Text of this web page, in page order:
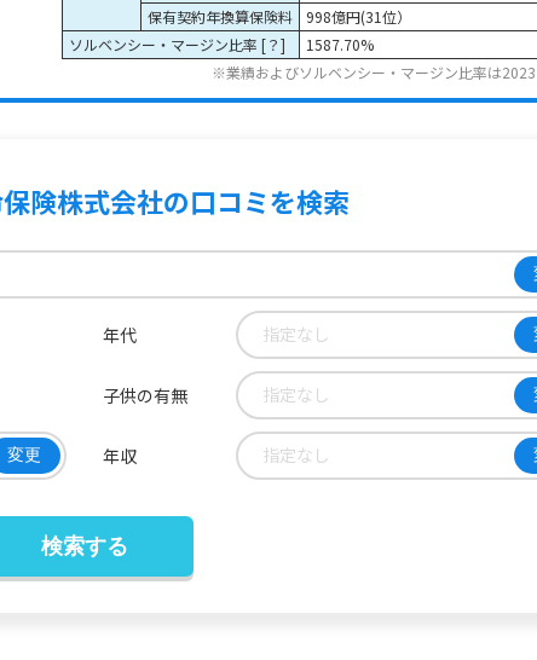
保有契約年換算保険料
998億円(31位）
ソルベンシー・マージン比率 [？]
1587.70%
※業績およびソルベンシー・マージン比率は
険株式会社の口コミを検索
年代 指定なし
子供の有無 指定なし
変更 年収 指定なし